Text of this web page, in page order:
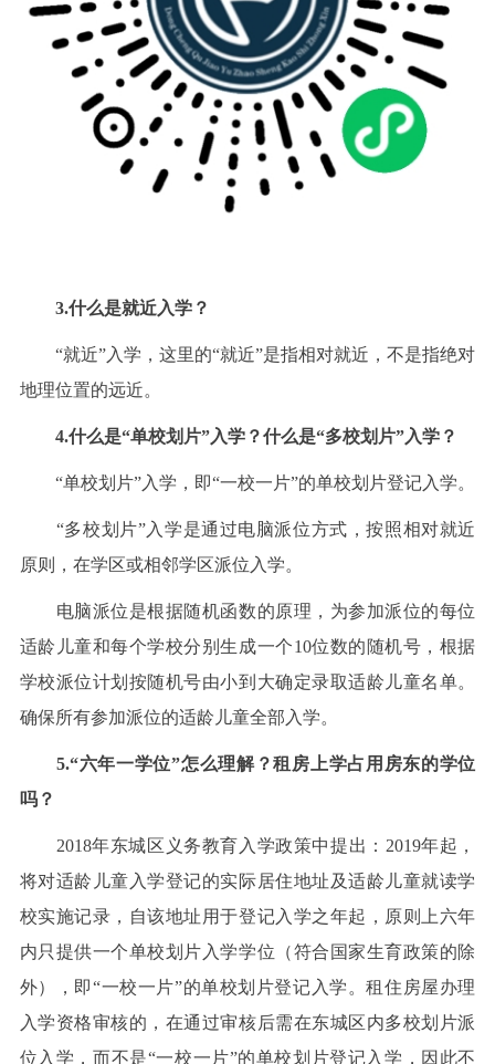
3.什么是就近入学？
“就近”入学，这里的“就近”是指相对就近，不是指绝对
地理位置的远近。
4.什么是“单校划片”入学？什么是“多校划片”入学？
“单校划片”入学，即“一校一片”的单校划片登记入学。
“多校划片”入学是通过电脑派位方式，按照相对就近
原则，在学区或相邻学区派位入学。
电脑派位是根据随机函数的原理，为参加派位的每位
适龄儿童和每个学校分别生成一个10位数的随机号，根据
学校派位计划按随机号由小到大确定录取适龄儿童名单。
确保所有参加派位的适龄儿童全部入学。
5.“六年一学位”怎么理解？租房上学占用房东的学位
吗？
2018年东城区义务教育入学政策中提出：2019年起，
将对适龄儿童入学登记的实际居住地址及适龄儿童就读学
校实施记录，自该地址用于登记入学之年起，原则上六年
内只提供一个单校划片入学学位（符合国家生育政策的除
外），即“一校一片”的单校划片登记入学。租住房屋办理
入学资格审核的，在通过审核后需在东城区内多校划片派
位入学，而不是“一校一片”的单校划片登记入学，因此不